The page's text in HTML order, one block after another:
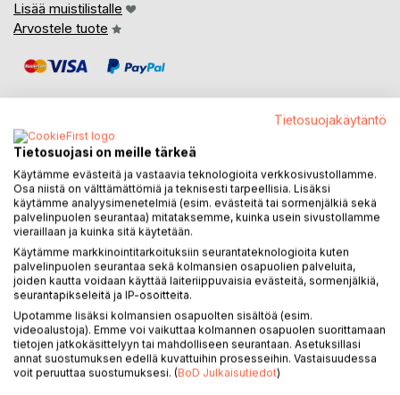
Lisää muistilistalle
Arvostele tuote
KUVAUS
Vuonna 2013 Kivikossa juhlitaan näyttävästi 150-vuotiasta
Tapiolan Jalostetta.
Yksi vieraista ei koskaan pääse palaamaan juhlista kotiin.
Helteinen kaupunki saa jälleen säilytettäväkseen karmeita
salaisuuksia,
kun myytit ja todellisuus sekoittuvat kammottavaan
keitokseen.
Ja sattumanvaraisilta vaikuttavat tapahtumat punoutuvat
yhteen
Tietosuojakäytäntö
Tietosuojasi on meille tärkeä
Käytämme evästeitä ja vastaavia teknologioita verkkosivustollamme.
Osa niistä on välttämättömiä ja teknisesti tarpeellisia. Lisäksi
käytämme analyysimenetelmiä (esim. evästeitä tai sormenjälkiä sekä
palvelinpuolen seurantaa) mitataksemme, kuinka usein sivustollamme
vieraillaan ja kuinka sitä käytetään.
Käytämme markkinointitarkoituksiin seurantateknologioita kuten
palvelinpuolen seurantaa sekä kolmansien osapuolien palveluita,
joiden kautta voidaan käyttää laiteriippuvaisia evästeitä, sormenjälkiä,
seurantapikseleitä ja IP-osoitteita.
Upotamme lisäksi kolmansien osapuolten sisältöä (esim.
videoalustoja). Emme voi vaikuttaa kolmannen osapuolen suorittamaan
tietojen jatkokäsittelyyn tai mahdolliseen seurantaan. Asetuksillasi
annat suostumuksen edellä kuvattuihin prosesseihin. Vastaisuudessa
voit peruuttaa suostumuksesi. (BoD Julkaisutiedot)